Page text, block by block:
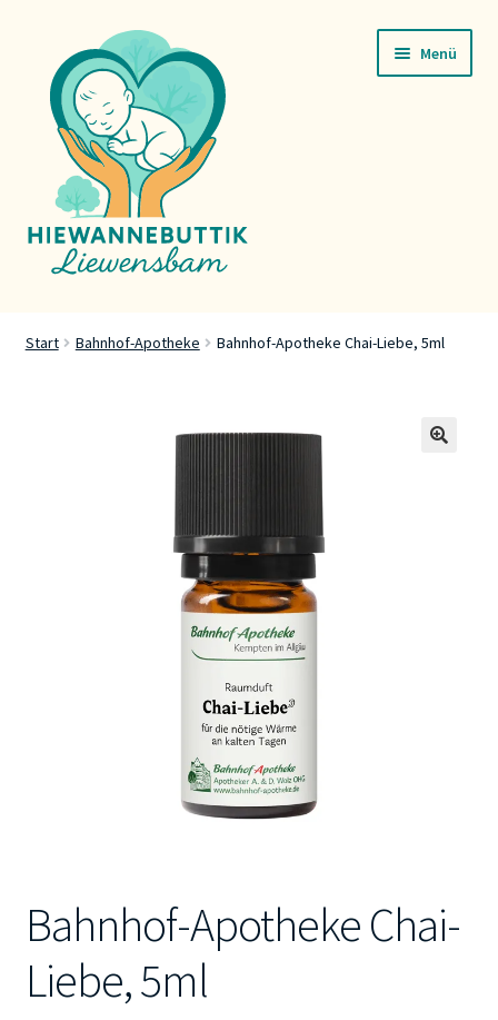
Navigation
springen
Inhalt
springen
Menü
Start Bahnhof-Apotheke Bahnhof-Apotheke Chai-Liebe, 5ml
Bahnhof-Apotheke Chai-
Liebe, 5ml